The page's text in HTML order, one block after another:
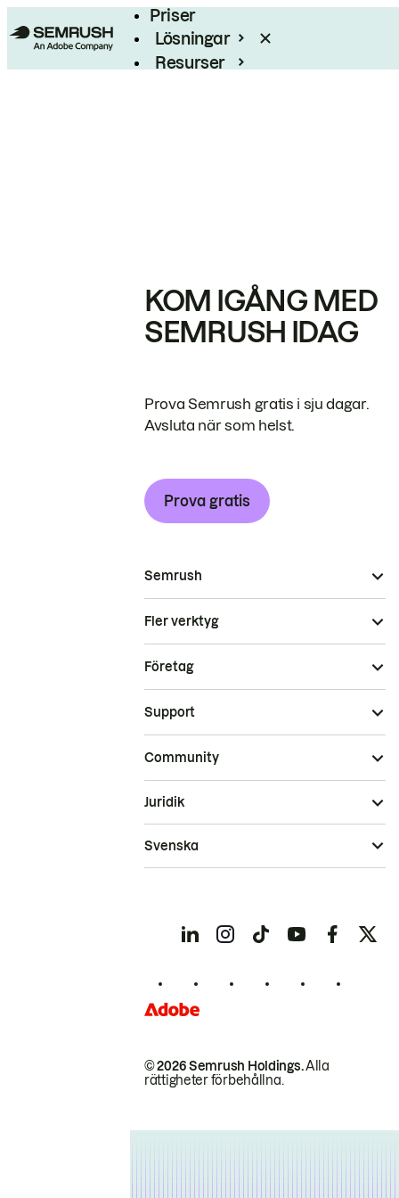
Priser
Lösningar
Resurser
KOM IGÅNG MED
SEMRUSH IDAG
Prova Semrush gratis i sju dagar.
Avsluta när som helst.
Prova gratis
Semrush
Fler verktyg
Företag
Support
Community
© 2026 Semrush Holdings.Alla
rättigheter förbehållna.
Juridik
Svenska